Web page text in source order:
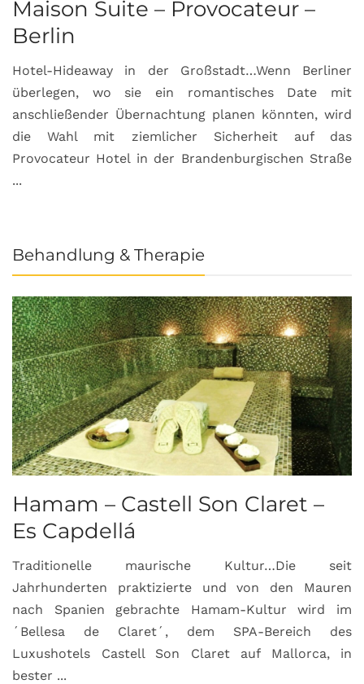
Maison Suite – Provocateur –
Berlin
Hotel-Hideaway in der Großstadt…Wenn Berliner
überlegen, wo sie ein romantisches Date mit
anschließender Übernachtung planen könnten, wird
die Wahl mit ziemlicher Sicherheit auf das
Provocateur Hotel in der Brandenburgischen Straße
...
Behandlung & Therapie
Hamam – Castell Son Claret –
Es Capdellá
Traditionelle maurische Kultur…Die seit
Jahrhunderten praktizierte und von den Mauren
nach Spanien gebrachte Hamam-Kultur wird im
´Bellesa de Claret´, dem SPA-Bereich des
Luxushotels Castell Son Claret auf Mallorca, in
bester ...